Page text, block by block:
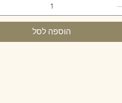
הוספה לסל